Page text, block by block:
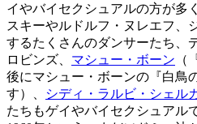
イやバイセクシュアルの方が多
スキーやルドルフ・ヌレエフ、
するたくさんのダンサーたち、
ロビンズ、 マシュー・ボーン （
後にマシュー・ボーンの『白鳥
す）、
シディ・ラルビ・シェル
たちもゲイやバイセクシュアル